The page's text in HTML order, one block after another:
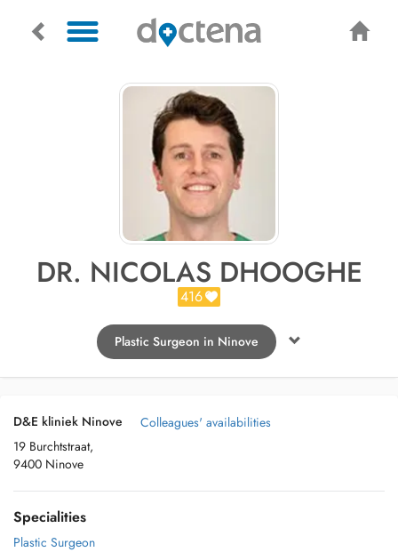
DR. NICOLAS DHOOGHE
416
Plastic Surgeon in Ninove
D&E kliniek Ninove
19 Burchtstraat,
9400 Ninove
Colleagues' availabilities
Specialities
Plastic Surgeon